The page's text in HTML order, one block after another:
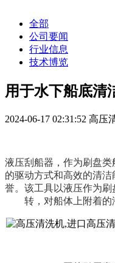
全部
公司要闻
行业信息
技术博览
用于水下船底清
2024-06-17 02:31:52 高压
液压刮船器，作为刷盘
的驱动方式和高效的清
誉。该工具以液压作为
转，对船体上附着的